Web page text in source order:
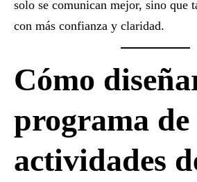
solo se comunican mejor, sino que
con más confianza y claridad.
Cómo
programa de
actividades